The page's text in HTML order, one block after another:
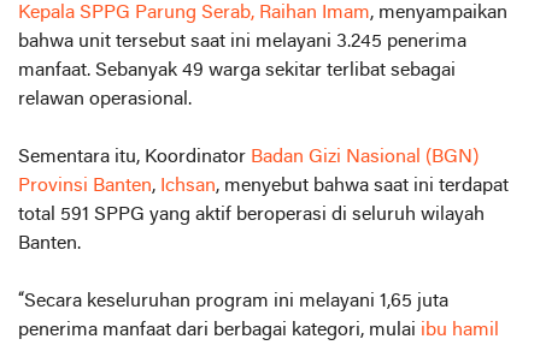
Kepala SPPG Parung Serab, Raihan Imam, menyampaikan
bahwa unit tersebut saat ini melayani 3.245 penerima
manfaat. Sebanyak 49 warga sekitar terlibat sebagai
relawan operasional.
Sementara itu, Koordinator Badan Gizi Nasional (BGN)
Provinsi Banten, Ichsan, menyebut bahwa saat ini terdapat
total 591 SPPG yang aktif beroperasi di seluruh wilayah
Banten.
“Secara keseluruhan program ini melayani 1,65 juta
penerima manfaat dari berbagai kategori, mulai ibu hamil